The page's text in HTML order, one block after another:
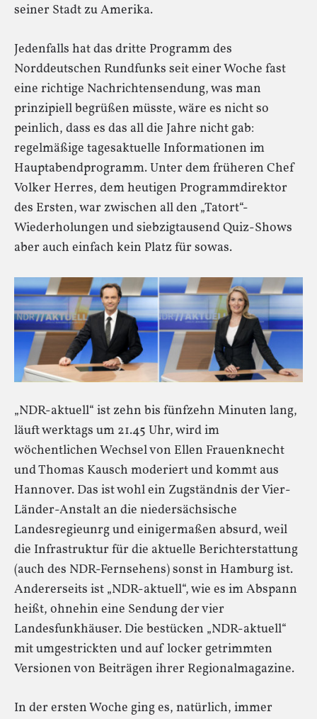
seiner Stadt zu Amerika.
Jedenfalls hat das dritte Programm des
Norddeutschen Rundfunks seit einer Woche fast
eine richtige Nachrichtensendung, was man
prinzipiell begrüßen müsste, wäre es nicht so
peinlich, dass es das all die Jahre nicht gab:
regelmäßige tagesaktuelle Informationen im
Hauptabendprogramm. Unter dem früheren Chef
Volker Herres, dem heutigen Programmdirektor
des Ersten, war zwischen all den „Tatort“-
Wiederholungen und siebzigtausend Quiz-Shows
aber auch einfach kein Platz für sowas.
„NDR-aktuell“ ist zehn bis fünfzehn Minuten lang,
läuft werktags um 21.45 Uhr, wird im
wöchentlichen Wechsel von Ellen Frauenknecht
und Thomas Kausch moderiert und kommt aus
Hannover. Das ist wohl ein Zugständnis der Vier-
Länder-Anstalt an die niedersächsische
Landesregieunrg und einigermaßen absurd, weil
die Infrastruktur für die aktuelle Berichterstattung
(auch des NDR-Fernsehens) sonst in Hamburg ist.
Andererseits ist „NDR-aktuell“, wie es im Abspann
heißt, ohnehin eine Sendung der vier
Landesfunkhäuser. Die bestücken „NDR-aktuell“
mit umgestrickten und auf locker getrimmten
Versionen von Beiträgen ihrer Regionalmagazine.
In der ersten Woche ging es, natürlich, immer